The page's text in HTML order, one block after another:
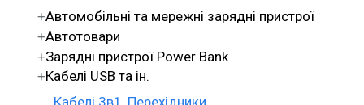
Автомобільні та мережні зарядні пристрої
Автотовари
Зарядні пристрої Power Bank
Кабелі USB та ін.
Кабелі 3в1, Перехідники